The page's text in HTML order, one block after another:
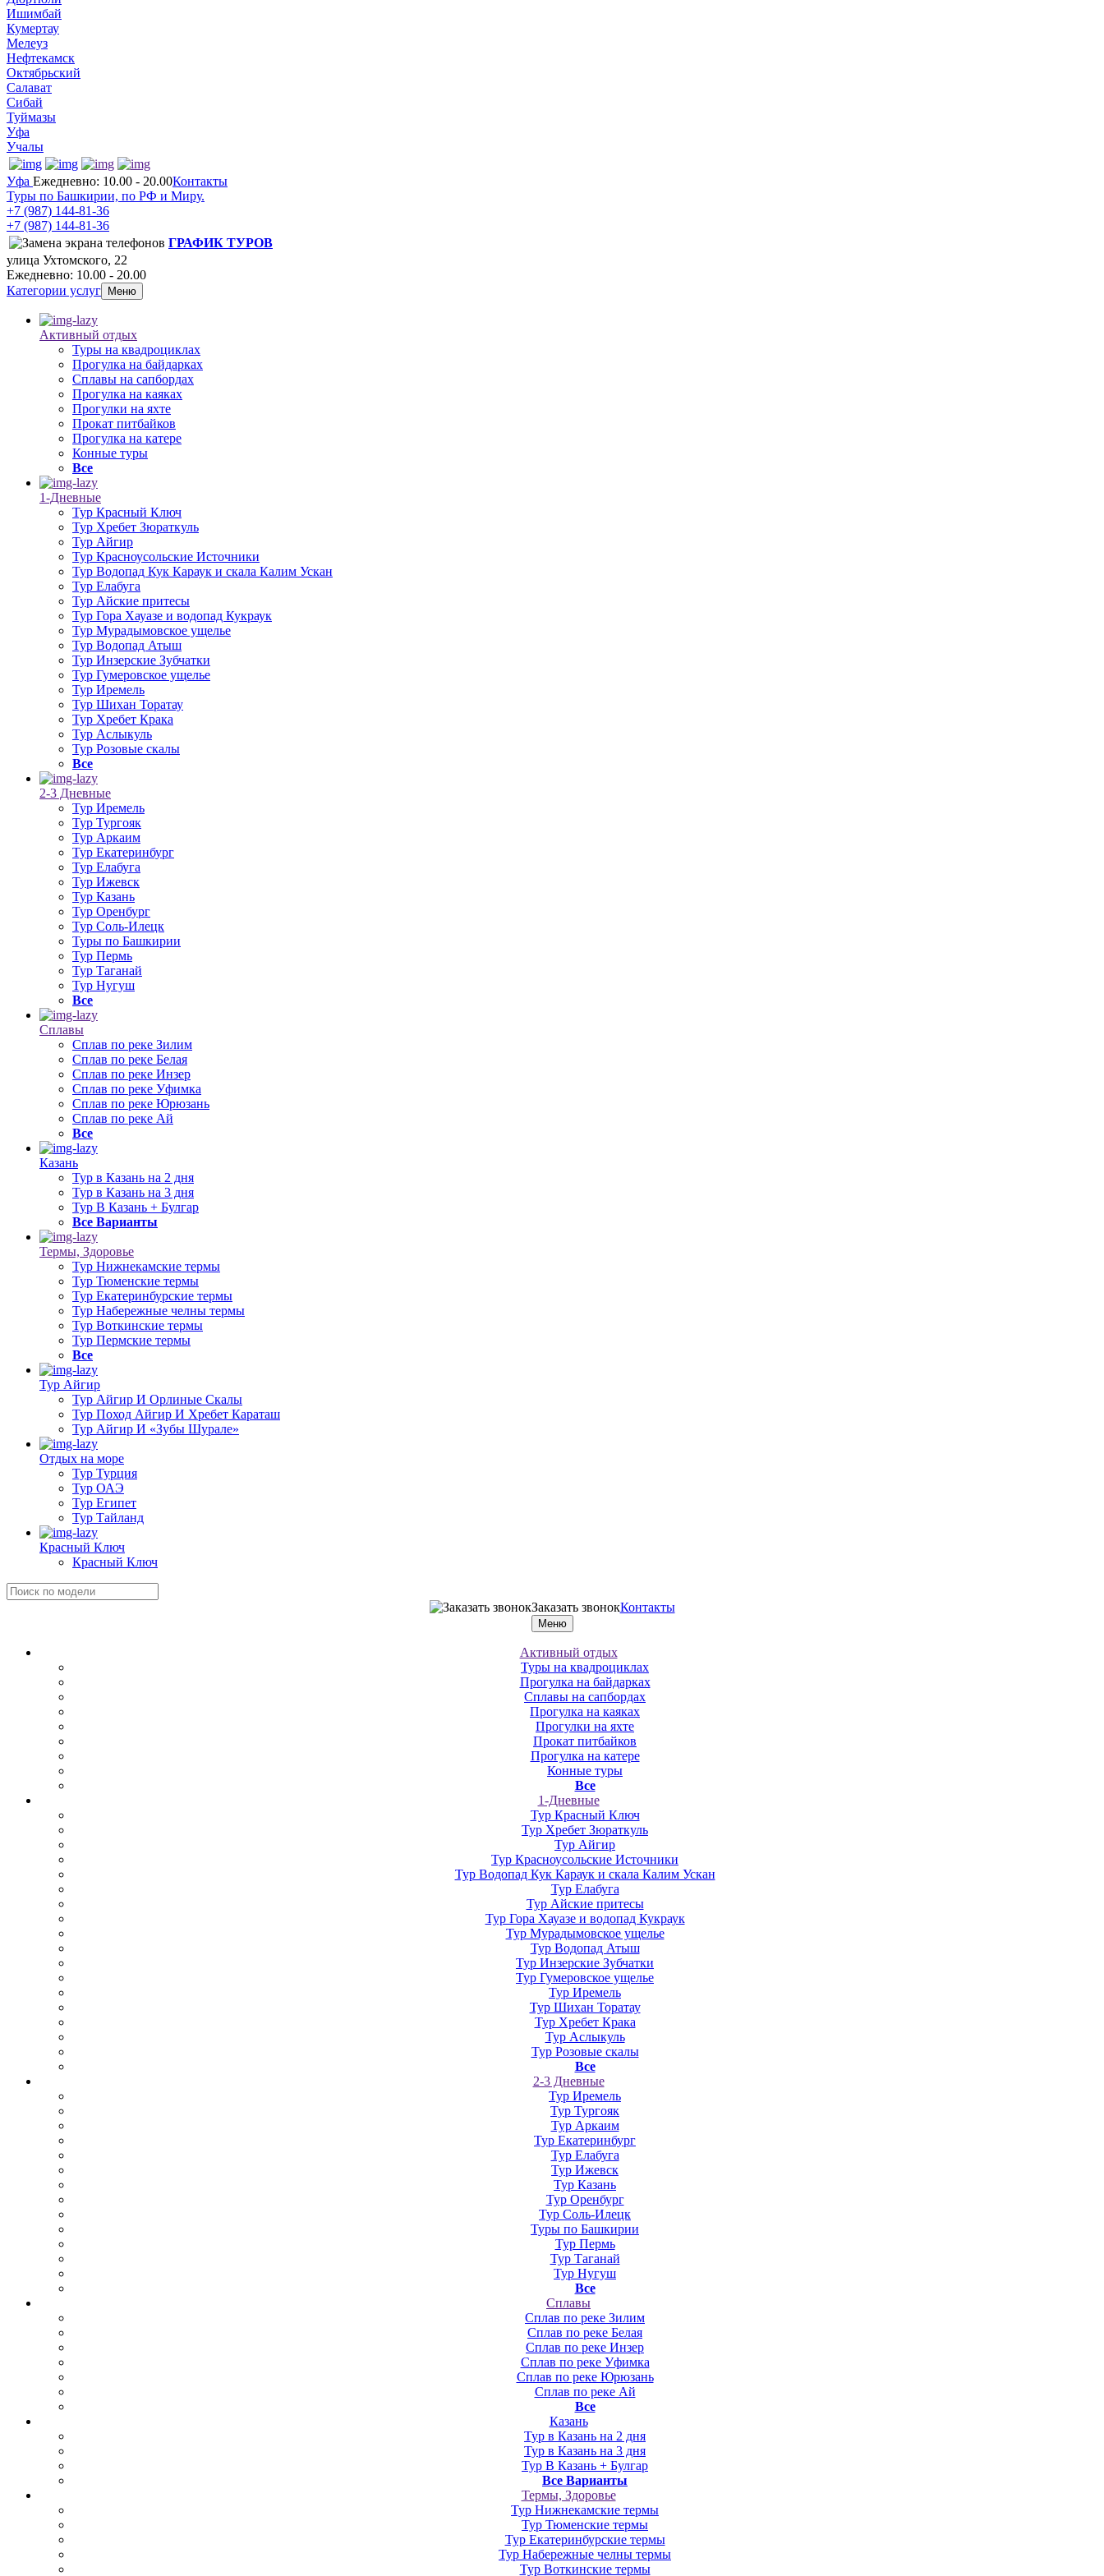
Ишимбай
Кумертау
Мелеуз
Нефтекамск
Октябрьский
Салават
Сибай
Туймазы
Уфа
Учалы
Уфа Ежедневно: 10.00 - 20.00Контакты
Туры по Башкирии, по РФ и Миру.
+7 (987) 144-81-36
+7 (987) 144-81-36
ГРАФИК ТУРОВ
улица Ухтомского, 22
Ежедневно: 10.00 - 20.00
Категории услуг
Меню
Активный отдых
Туры на квадроциклах
Прогулка на байдарках
Сплавы на сапбордах
Прогулка на каяках
Прогулки на яхте
Прокат питбайков
Прогулка на катере
Конные туры
Все
1-Дневные
Тур Красный Ключ
Тур Хребет Зюраткуль
Тур Айгир
Тур Красноусольские Источники
Тур Водопад Кук Караук и скала Калим Ускан
Тур Елабуга
Тур Айские притесы
Тур Гора Хауазе и водопад Кукраук
Тур Мурадымовское ущелье
Тур Водопад Атыш
Тур Инзерские Зубчатки
Тур Гумеровское ущелье
Тур Иремель
Тур Шихан Торатау
Тур Хребет Крака
Тур Аслыкуль
Тур Розовые скалы
Все
2-3 Дневные
Тур Иремель
Тур Тургояк
Тур Аркаим
Тур Екатеринбург
Тур Елабуга
Тур Ижевск
Тур Казань
Тур Оренбург
Тур Соль-Илецк
Туры по Башкирии
Тур Пермь
Тур Таганай
Тур Нугуш
Все
Сплавы
Сплав по реке Зилим
Сплав по реке Белая
Сплав по реке Инзер
Сплав по реке Уфимка
Сплав по реке Юрюзань
Сплав по реке Ай
Все
Казань
Тур в Казань на 2 дня
Тур в Казань на 3 дня
Тур В Казань + Булгар
Все Варианты
Термы, Здоровье
Тур Нижнекамские термы
Тур Тюменские термы
Тур Екатеринбурские термы
Тур Набережные челны термы
Тур Воткинские термы
Тур Пермские термы
Все
Тур Айгир
Тур Айгир И Орлиные Скалы
Тур Поход Айгир И Хребет Караташ
Тур Айгир И «Зубы Шурале»
Отдых на море
Тур Турция
Тур ОАЭ
Тур Египет
Тур Тайланд
Красный Ключ
Красный Ключ
Заказать звонокКонтакты
Меню
Активный отдых
Туры на квадроциклах
Прогулка на байдарках
Сплавы на сапбордах
Прогулка на каяках
Прогулки на яхте
Прокат питбайков
Прогулка на катере
Конные туры
Все
1-Дневные
Тур Красный Ключ
Тур Хребет Зюраткуль
Тур Айгир
Тур Красноусольские Источники
Тур Водопад Кук Караук и скала Калим Ускан
Тур Елабуга
Тур Айские притесы
Тур Гора Хауазе и водопад Кукраук
Тур Мурадымовское ущелье
Тур Водопад Атыш
Тур Инзерские Зубчатки
Тур Гумеровское ущелье
Тур Иремель
Тур Шихан Торатау
Тур Хребет Крака
Тур Аслыкуль
Тур Розовые скалы
Все
2-3 Дневные
Тур Иремель
Тур Тургояк
Тур Аркаим
Тур Екатеринбург
Тур Елабуга
Тур Ижевск
Тур Казань
Тур Оренбург
Тур Соль-Илецк
Туры по Башкирии
Тур Пермь
Тур Таганай
Тур Нугуш
Все
Сплавы
Сплав по реке Зилим
Сплав по реке Белая
Сплав по реке Инзер
Сплав по реке Уфимка
Сплав по реке Юрюзань
Сплав по реке Ай
Все
Казань
Тур в Казань на 2 дня
Тур в Казань на 3 дня
Тур В Казань + Булгар
Все Варианты
Термы, Здоровье
Тур Нижнекамские термы
Тур Тюменские термы
Тур Екатеринбурские термы
Тур Набережные челны термы
Тур Воткинские термы